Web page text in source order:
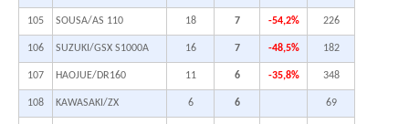
105 SOUSA/AS 110 18 7 -54,2% 226
106 SUZUKI/GSX S1000A 16 7 -48,5% 182
107 HAOJUE/DR160 11 6 -35,8% 348
108 KAWASAKI/ZX 6 6 69